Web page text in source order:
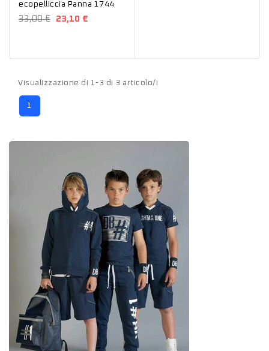
ecopelliccia Panna 1744
33,00 € 23,10 €
Visualizzazione di 1-3 di 3 articolo/i
1